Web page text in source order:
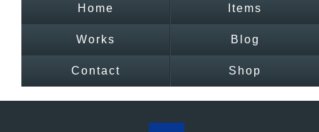
Home Items
Works Blog
Contact Shop